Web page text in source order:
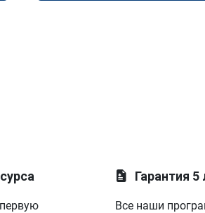
Гарантия 5
Все наши